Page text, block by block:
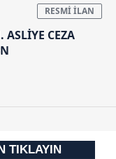
ASLİYE CEZA
TIKLAYIN